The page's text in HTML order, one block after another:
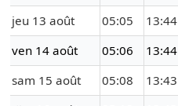
jeu 13 août
05:05 13:44
ven 14 août
05:06 13:44
sam 15 août
05:08 13:43